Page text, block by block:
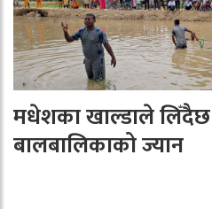
मधेशका खाल्डाले लिँदैछ
बालबालिकाको ज्यान